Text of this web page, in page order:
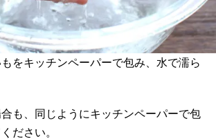
をキッチンペーパーで包み、水で濡ら
も、同じようにキッチンペーパーで包
ださい。